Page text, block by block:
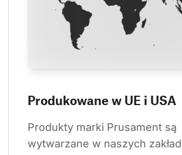
Produkowane w UE i USA
Produkty marki Prusament są
wytwarzane w naszych